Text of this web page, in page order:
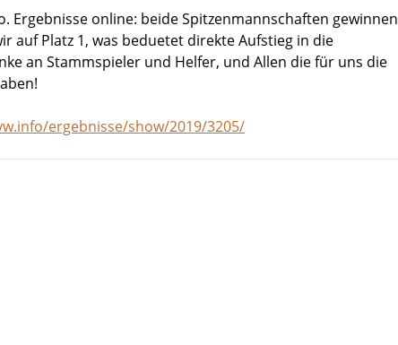
Ergebnisse online: beide Spitzenmannschaften gewinnen
auf Platz 1, was beduetet direkte Aufstieg in die
an Stammspieler und Helfer, und Allen die für uns die
ergebnisse/show/2019/3205/